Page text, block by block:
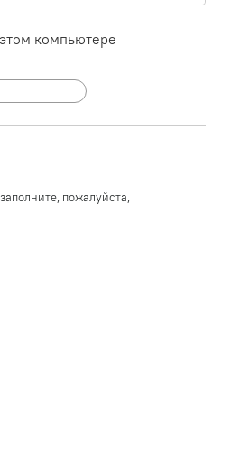
компьютере
пожалуйста,